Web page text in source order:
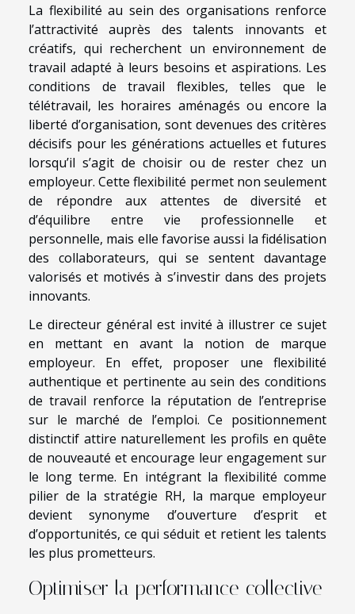
La flexibilité au sein des organisations renforce
l’attractivité auprès des talents innovants et
créatifs, qui recherchent un environnement de
travail adapté à leurs besoins et aspirations. Les
conditions de travail flexibles, telles que le
télétravail, les horaires aménagés ou encore la
liberté d’organisation, sont devenues des critères
décisifs pour les générations actuelles et futures
lorsqu’il s’agit de choisir ou de rester chez un
employeur. Cette flexibilité permet non seulement
de répondre aux attentes de diversité et
d’équilibre entre vie professionnelle et
personnelle, mais elle favorise aussi la fidélisation
des collaborateurs, qui se sentent davantage
valorisés et motivés à s’investir dans des projets
innovants.
Le directeur général est invité à illustrer ce sujet
en mettant en avant la notion de marque
employeur. En effet, proposer une flexibilité
authentique et pertinente au sein des conditions
de travail renforce la réputation de l’entreprise
sur le marché de l’emploi. Ce positionnement
distinctif attire naturellement les profils en quête
de nouveauté et encourage leur engagement sur
le long terme. En intégrant la flexibilité comme
pilier de la stratégie RH, la marque employeur
devient synonyme d’ouverture d’esprit et
d’opportunités, ce qui séduit et retient les talents
les plus prometteurs.
Optimiser la performance collective